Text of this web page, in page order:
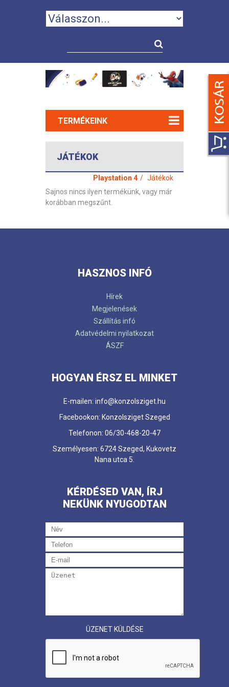
TERMÉKEINK
JÁTÉKOK
Playstation 4
Játékok
Sajnos nincs ilyen termékünk, vagy már
korábban megszűnt.
HASZNOS INFÓ
Hírek
Megjelenések
Szállítás infó
Adatvédelmi nyilatkozat
ÁSZF
HOGYAN ÉRSZ EL MINKET
E-mailen: info@konzolsziget.hu
Facebookon: Konzolsziget Szeged
Telefonon: 06/30-468-20-47
Személyesen: 6724 Szeged, Kukovetz
Nana utca 5.
KÉRDÉSED VAN, ÍRJ
NEKÜNK NYUGODTAN
ÜZENET KÜLDÉSE